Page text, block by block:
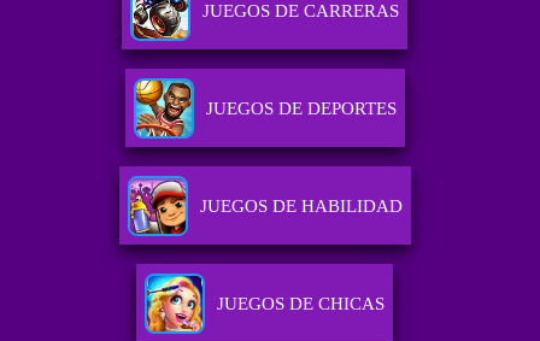
JUEGOS DE CARRERAS
JUEGOS DE DEPORTES
JUEGOS DE HABILIDAD
JUEGOS DE CHICAS